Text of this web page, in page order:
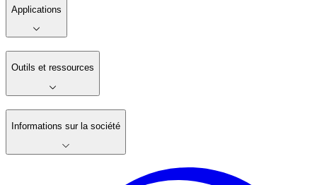
Applications
Outils et ressources
Informations sur la société